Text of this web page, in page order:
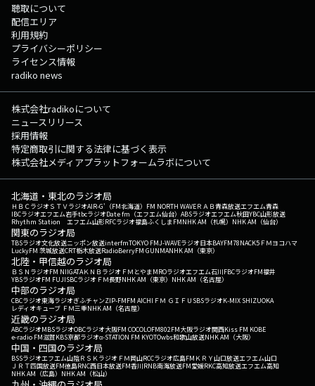
聴取について
配信エリア
利用規約
プライバシーポリシー
ライセンス情報
radiko news
株式会社radikoについて
ニュースリリース
採用情報
特定商取引に関する法律に基づく表示
株式会社メディアプラットフォームラボについて
北海道・東北のラジオ局
ＨＢＣラジオＳＴＶラジオAIR-G'（FM北海道） FM NORTH WAVEＲＡＢ青森放送エフエム青森
IBCラジオエフエム岩手tbcラジオDate fm（エフエム仙台） ABSラジオエフエム秋田YBC山形放送
Rhythm Station エフエム山形RFCラジオ福島ふくしまFMNHK AM（札幌） NHK AM（仙台）
関東のラジオ局
TBSラジオ文化放送ニッポン放送interfmTOKYO FMJ-WAVEラジオ日本BAYFM78NACK5 ＦＭヨコハマ
LuckyFM 茨城放送CRT栃木放送RadioBerryFM GUNMANHK AM（東京）
北陸・甲信越のラジオ局
ＢＳＮラジオFM NIIGATAＫＮＢラジオ ＦＭとやまMROラジオエフエム石川FBCラジオFM福井
YBSラジオFM FUJISBCラジオ ＦＭ長野NHK AM（東京） NHK AM（名古屋）
中部のラジオ局
CBCラジオ東海ラジオぎふチャンZIP-FMFM AICHI ＦＭ ＧＩＦＵ SBSラジオK-MIX SHIZUOKA
レディオキューブ ＦＭ三重NHK AM（名古屋）
近畿のラジオ局
ABCラジオMBSラジオOBCラジオ大阪FM COCOLOFM802FM大阪ラジオ関西Kiss FM KOBE
e-radio FM滋賀KBS京都ラジオα-STATION FM KYOTOwbs和歌山放送NHK AM（大阪）
中国・四国のラジオ局
BSSラジオエフエム山陰ＲＳＫラジオ ＦＭ岡山RCCラジオ広島FM ＫＲＹ山口放送エフエム山口
ＪＲＴ四国放送FM徳島RNC西日本放送FM香川RNB南海放送FM愛媛RKC高知放送エフエム高知
NHK AM（広島） NHK AM（松山）